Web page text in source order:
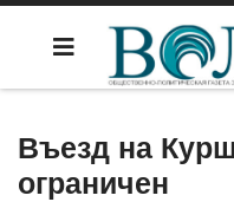
Въезд на
ограничен